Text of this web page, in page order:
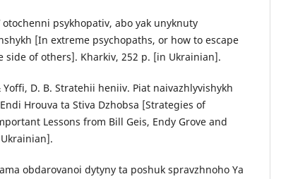
otochenni psykhopativ, abo yak unyknuty
[In extreme psychopaths, or how to escape
of others]. Kharkiv, 252 p. [in Ukrainian].
D. B. Stratehii heniiv. Piat naivazhlyvishykh
Hrouva ta Stiva Dzhobsa [Strategies of
Lessons from Bill Geis, Endy Grove and
obdarovanoi dytyny ta poshuk spravzhnoho Ya